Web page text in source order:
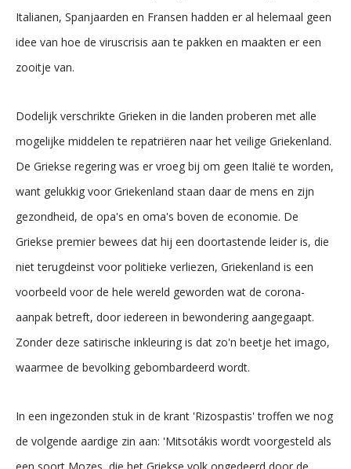
Italianen, Spanjaarden en Fransen hadden er al helemaal geen
idee van hoe de viruscrisis aan te pakken en maakten er een
zooitje van.
Dodelijk verschrikte Grieken in die landen proberen met alle
mogelijke middelen te repatriëren naar het veilige Griekenland.
De Griekse regering was er vroeg bij om geen Italië te worden,
want gelukkig voor Griekenland staan daar de mens en zijn
gezondheid, de opa's en oma's boven de economie. De
Griekse premier bewees dat hij een doortastende leider is, die
niet terugdeinst voor politieke verliezen, Griekenland is een
voorbeeld voor de hele wereld geworden wat de corona-
aanpak betreft, door iedereen in bewondering aangegaapt.
Zonder deze satirische inkleuring is dat zo'n beetje het imago,
waarmee de bevolking gebombardeerd wordt.
In een ingezonden stuk in de krant 'Rizospastis' troffen we nog
de volgende aardige zin aan: 'Mitsotákis wordt voorgesteld als